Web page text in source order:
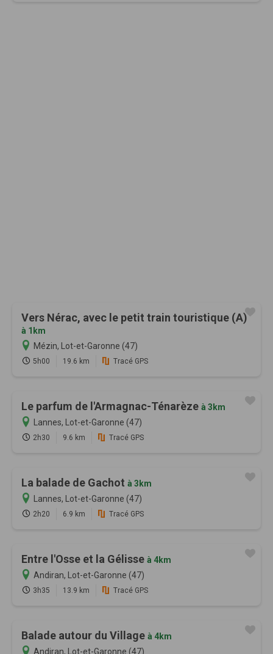
Vers Nérac, avec le petit train touristique (A)
à 1km
Mézin, Lot-et-Garonne (47)
5h00 19.6 km Tracé GPS
Le parfum de l'Armagnac-Ténarèze à 3km
Lannes, Lot-et-Garonne (47)
2h30 9.6 km Tracé GPS
La balade de Gachot à 3km
Lannes, Lot-et-Garonne (47)
2h20 6.9 km Tracé GPS
Entre l'Osse et la Gélisse à 4km
Andiran, Lot-et-Garonne (47)
3h35 13.9 km Tracé GPS
Balade autour du Village à 4km
Andiran, Lot-et-Garonne (47)